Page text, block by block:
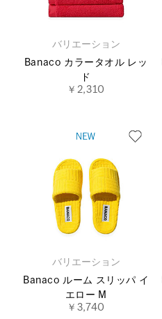
バリエーション
Banaco カラータオル レッ
ド
￥2,310
バリエーション
Banaco ルーム スリッパ イ
エロー M
￥3,740